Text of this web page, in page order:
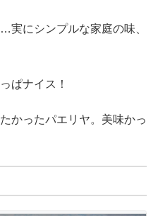
実にシンプルな家庭の味、
ぱナイス！
かったパエリヤ。美味かっ